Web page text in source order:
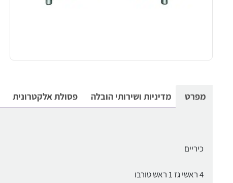
מפרט מדיניות ושירותי הובלה פסולת אלקטרונית
כיריים
4 ראשי גז 1 ראש טורבו